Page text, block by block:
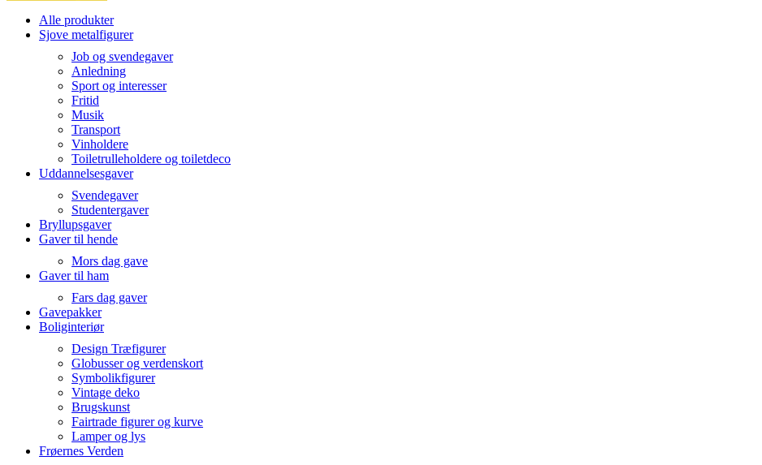
Alle produkter
Sjove metalfigurer
Job og svendegaver
Anledning
Sport og interesser
Fritid
Musik
Transport
Vinholdere
Toiletrulleholdere og toiletdeco
Uddannelsesgaver
Svendegaver
Studentergaver
Bryllupsgaver
Gaver til hende
Mors dag gave
Gaver til ham
Fars dag gaver
Gavepakker
Boliginteriør
Design Træfigurer
Globusser og verdenskort
Symbolikfigurer
Vintage deko
Brugskunst
Fairtrade figurer og kurve
Lamper og lys
Frøernes Verden